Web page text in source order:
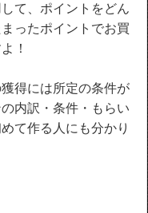
て、ポイントをどん
ったポイントでお買
！
得には所定の条件が
内訳・条件・もらい
て作る人にも分かり